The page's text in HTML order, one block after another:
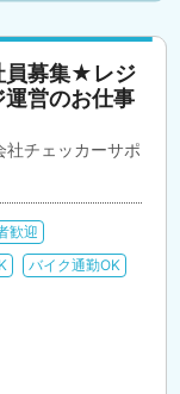
員募集★レジ
営のお仕事
チェッカーサポ
歓迎
バイク通勤OK